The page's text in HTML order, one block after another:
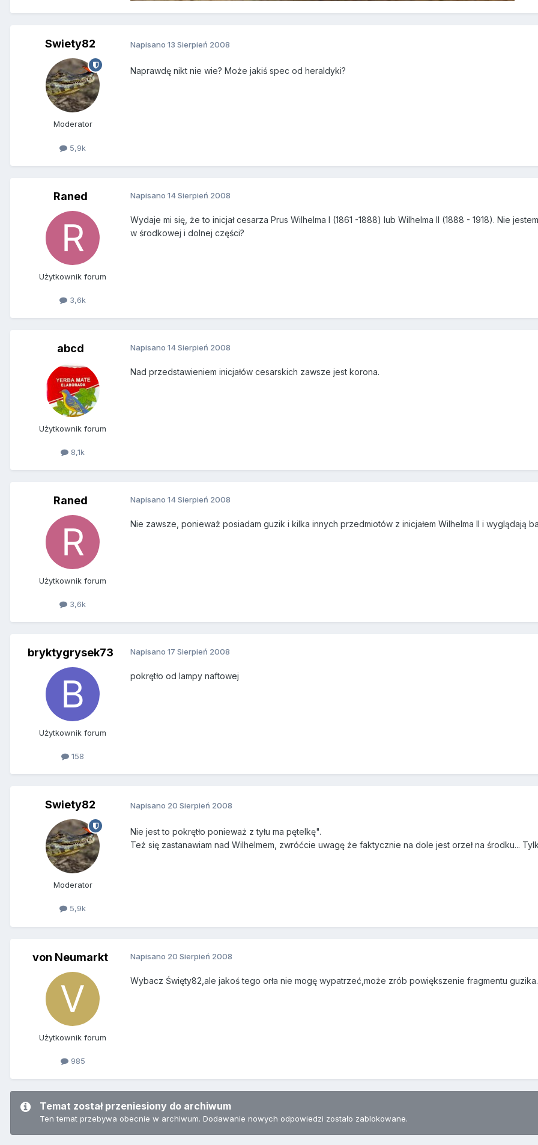
Swiety82
Moderator
5,9k
Napisano 13 Sierpień 2008
Naprawdę nikt nie wie? Może jakiś spec od heraldyki?
Raned
Użytkownik forum
3,6k
Napisano 14 Sierpień 2008
Wydaje mi się, że to inicjał cesarza Prus Wilhelma I (1861 -1888) lub Wilhelma II (1888 - 1918). Nie
w środkowej i dolnej części?
abcd
Użytkownik forum
8,1k
Napisano 14 Sierpień 2008
Nad przedstawieniem inicjałów cesarskich zawsze jest korona.
Raned
Użytkownik forum
3,6k
Napisano 14 Sierpień 2008
Nie zawsze, ponieważ posiadam guzik i kilka innych przedmiotów z inicjałem Wilhelma II i wyglądają
bryktygrysek73
Użytkownik forum
158
Napisano 17 Sierpień 2008
pokrętło od lampy naftowej
Swiety82
Moderator
5,9k
Napisano 20 Sierpień 2008
Nie jest to pokrętło ponieważ z tyłu ma pętelkę".
Też się zastanawiam nad Wilhelmem, zwróćcie uwagę że faktycznie na dole jest orzeł na środku...
von Neumarkt
Użytkownik forum
985
Napisano 20 Sierpień 2008
Wybacz Święty82,ale jakoś tego orła nie mogę wypatrzeć,może zrób powiększenie fragmentu guzika.
Temat został przeniesiony do archiwum
Ten temat przebywa obecnie w archiwum. Dodawanie nowych odpowiedzi zostało zablokowane.